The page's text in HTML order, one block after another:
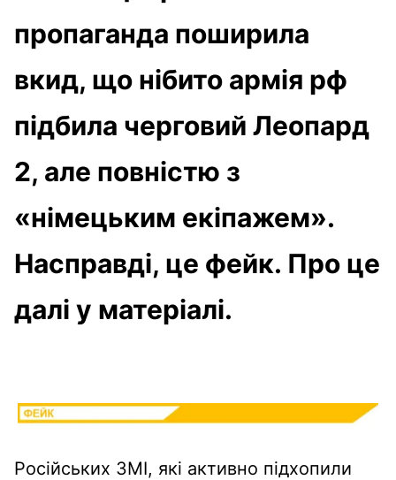
пропаганда поширила
вкид, що нібито армія рф
підбила черговий Леопард
2, але повністю з
«німецьким екіпажем».
Насправді, це фейк. Про це
далі у матеріалі.
Російських ЗМІ, які активно підхопили